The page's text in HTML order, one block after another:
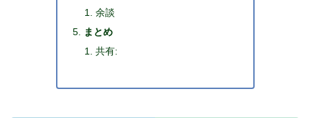
余談
まとめ
共有: